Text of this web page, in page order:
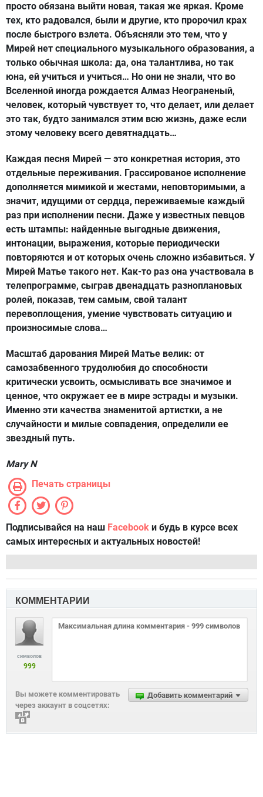
просто обязана выйти новая, такая же яркая. Кроме
тех, кто радовался, были и другие, кто пророчил крах
после быстрого взлета. Объясняли это тем, что у
Мирей нет специального музыкального образования, а
только обычная школа: да, она талантлива, но так
юна, ей учиться и учиться… Но они не знали, что во
Вселенной иногда рождается Алмаз Неограненый,
человек, который чувствует то, что делает, или делает
это так, будто занимался этим всю жизнь, даже если
этому человеку всего девятнадцать…
Каждая песня Мирей — это конкретная история, это
отдельные переживания. Грассированое исполнение
дополняется мимикой и жестами, неповторимыми, а
значит, идущими от сердца, переживаемые каждый
раз при исполнении песни. Даже у известных певцов
есть штампы: найденные выгодные движения,
интонации, выражения, которые периодически
повторяются и от которых очень сложно избавиться. У
Мирей Матье такого нет. Как-то раз она участвовала в
телепрограмме, сыграв двенадцать разноплановых
ролей, показав, тем самым, свой талант
перевоплощения, умение чувствовать ситуацию и
произносимые слова…
Масштаб дарования Мирей Матье велик: от
самозабвенного трудолюбия до способности
критически усвоить, осмысливать все значимое и
ценное, что окружает ее в мире эстрады и музыки.
Именно эти качества знаменитой артистки, а не
случайности и милые совпадения, определили ее
звездный путь.
Mary N
Печать страницы
Подписывайся на наш Facebook и будь в курсе всех
самых интересных и актуальных новостей!
КОММЕНТАРИИ
символов
999
Добавить комментарий
Вы можете комментировать
через аккаунт в соцсетях: